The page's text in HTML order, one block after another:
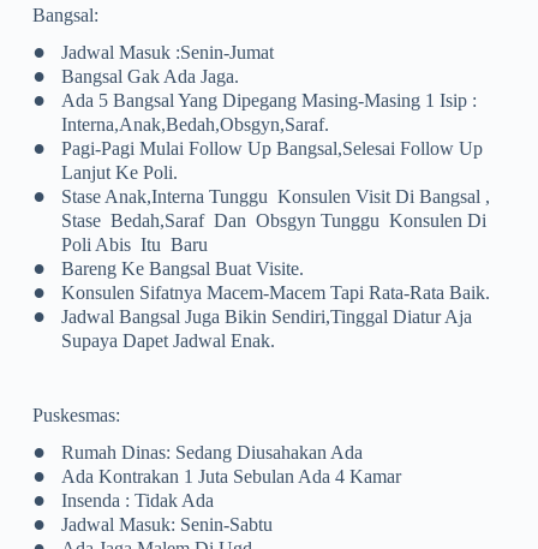
Bangsal:
• Jadwal Masuk :Senin-Jumat
• Bangsal Gak Ada Jaga.
•
Ada 5 Bangsal Yang Dipegang Masing-Masing 1 Isip :
Interna,anak,bedah,obsgyn,saraf.
•
Pagi-Pagi Mulai Follow Up Bangsal,selesai Follow Up
Lanjut Ke Poli.
•
Stase Anak,interna Tunggu Konsulen Visit Di Bangsal ,
Stase Bedah,saraf Dan Obsgyn Tunggu Konsulen Di
Poli Abis Itu Baru
• Bareng Ke Bangsal Buat Visite.
• Konsulen Sifatnya Macem-Macem Tapi Rata-Rata Baik.
•
Jadwal Bangsal Juga Bikin Sendiri,tinggal Diatur Aja
Supaya Dapet Jadwal Enak.
Puskesmas:
• Rumah Dinas: Sedang Diusahakan Ada
• Ada Kontrakan 1 Juta Sebulan Ada 4 Kamar
• Insenda : Tidak Ada
• Jadwal Masuk: Senin-Sabtu